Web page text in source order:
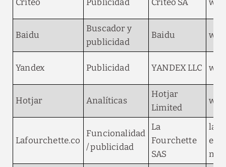
Criteo Publicidad Criteo SA
Baidu
Buscador y
publicidad
Baidu
Yandex Publicidad YANDEX LLC
Hotjar Analíticas
Hotjar
Limited
Lafourchette.co
Funcionalidad
/ publicidad
La
Fourchette
SAS